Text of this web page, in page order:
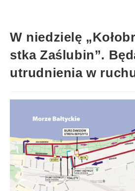
W niedzielę
stka Zaślubin”.
utrudnienia w